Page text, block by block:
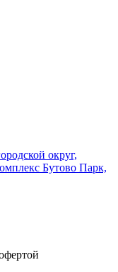
округ,
Бутово Парк,